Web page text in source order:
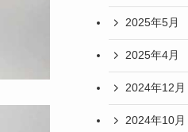
2025年5月
2025年4月
2024年12月
2024年10月